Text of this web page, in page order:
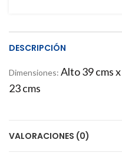
DESCRIPCIÓN
Dimensiones: Alto 39 cms x
23 cms
VALORACIONES (0)